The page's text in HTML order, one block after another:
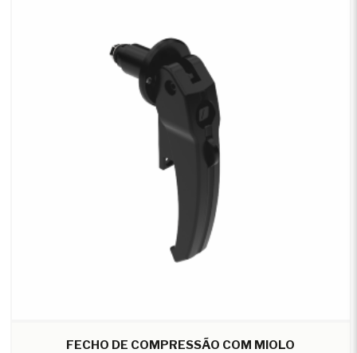
FECHO DE COMPRESSÃO COM MIOLO